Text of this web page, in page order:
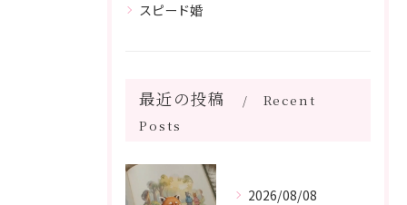
スピード婚
最近の投稿
Recent
Posts
2026/08/08